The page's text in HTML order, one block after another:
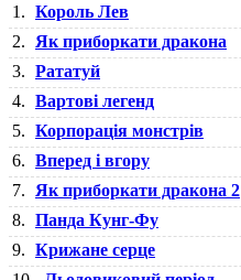
1. Король Лев
2.
Як приборкати дракона
3. Рататуй
4. Вартові легенд
5. Корпорація монстрів
6. Вперед і вгору
7.
Як приборкати дракона 2
8. Панда Кунг-Фу
9. Крижане серце